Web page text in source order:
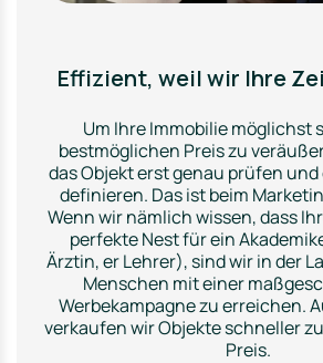
Effizient, weil wir Ihre
Um Ihre Immobilie möglichst
bestmöglichen Preis zu
das Objekt erst genau prüfen
definieren. Das ist beim
Wenn wir nämlich wissen, dass
perfekte Nest für ein
Ärztin, er Lehrer), sind wir in der
Menschen mit einer
Werbekampagne zu erreichen.
verkaufen wir Objekte schneller
Preis.